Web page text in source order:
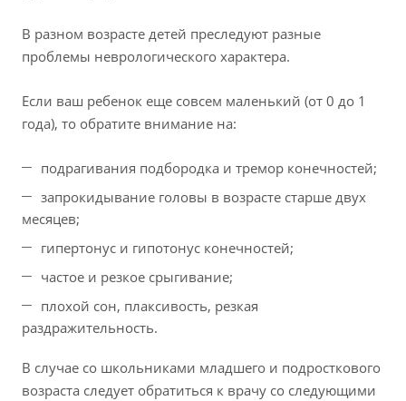
В разном возрасте детей преследуют разные
проблемы неврологического характера.
Если ваш ребенок еще совсем маленький (от 0 до 1
года), то обратите внимание на:
подрагивания подбородка и тремор конечностей;
запрокидывание головы в возрасте старше двух
месяцев;
гипертонус и гипотонус конечностей;
частое и резкое срыгивание;
плохой сон, плаксивость, резкая
раздражительность.
В случае со школьниками младшего и подросткового
возраста следует обратиться к врачу со следующими